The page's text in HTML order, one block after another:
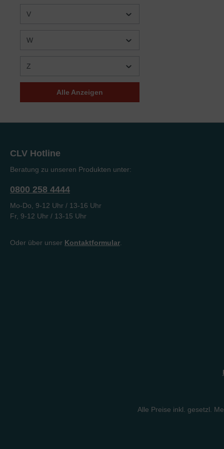
V
W
Z
Alle Anzeigen
CLV Hotline
Beratung zu unseren Produkten unter:
0800 258 4444
Mo-Do, 9-12 Uhr / 13-16 Uhr
Fr, 9-12 Uhr / 13-15 Uhr
Oder über unser Kontaktformular.
Alle Preise inkl. gesetzl.